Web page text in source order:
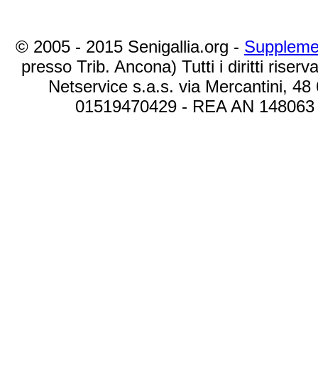
© 2005 - 2015 Senigallia.org -
presso Trib. Ancona) Tutti i diritti
Netservice s.a.s. via Mercantini,
01519470429 - REA AN